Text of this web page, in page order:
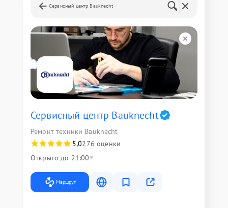
Сервисный центр Bauknecht
Сервисный центр Bauknecht
Ремонт техники Bauknecht
5,0276 оценки
Открыто до 21:00
Маршрут